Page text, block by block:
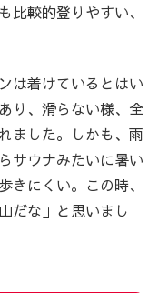
比較的登りやすい、
は着けているとはい
り、滑らない様、全
ました。しかも、雨
サウナみたいに暑い
きにくい。この時、
だな」と思いまし